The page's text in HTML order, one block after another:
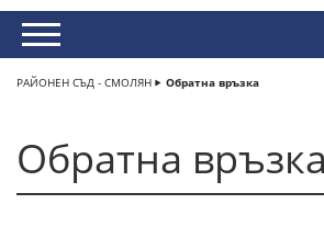
РАЙОНЕН СЪД - СМОЛЯН Обратна връзка
Обратна връзка